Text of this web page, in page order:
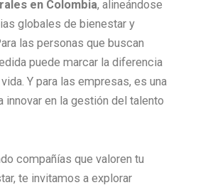
en Colombia, alineándose
globales de bienestar y
las personas que buscan
puede marcar la diferencia
Y para las empresas, es una
innovar en la gestión del talento
compañías que valoren tu
te invitamos a explorar